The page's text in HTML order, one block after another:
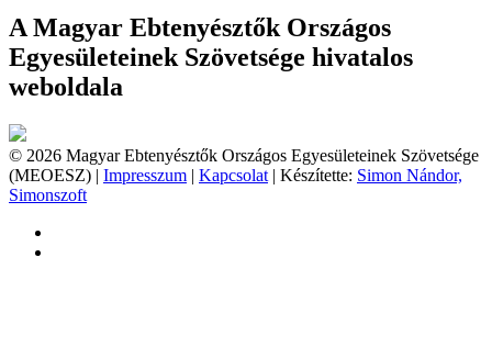
A Magyar Ebtenyésztők Országos
Egyesületeinek Szövetsége hivatalos
weboldala
© 2026 Magyar Ebtenyésztők Országos Egyesületeinek Szövetsége
(MEOESZ) | Impresszum | Kapcsolat | Készítette: Simon Nándor,
Simonszoft